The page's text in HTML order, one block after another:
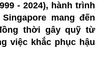
- 2024), hành trình
mang đến
thời gây quỹ từ
việc khắc phục hậu